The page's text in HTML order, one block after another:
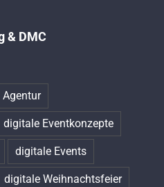
& DMC
digitale Eventkonzepte
digitale Events
digitale Weihnachtsfeier